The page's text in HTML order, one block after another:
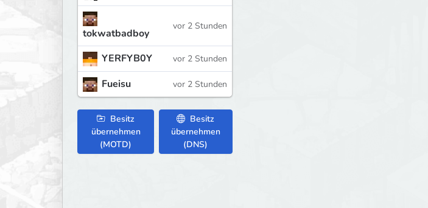
tokwatbadboy
vor 2 Stunden
YERFYB0Y vor 2 Stunden
Fueisu vor 2 Stunden
Besitz
übernehmen
(MOTD)
Besitz
übernehmen
(DNS)